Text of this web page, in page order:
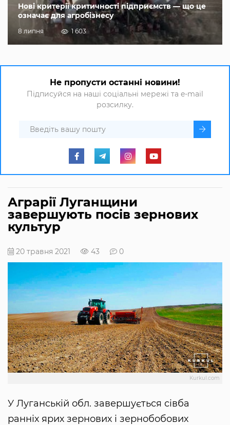
Нові критерії критичності підприємств — що це
означає для агробізнесу
8 липня 1 603
Не пропусти останні новини!
Підписуйся на наші соціальні мережі та e-mail
розсилку.
Аграрії Луганщини
завершують посів зернових
культур
20 травня 2021 43 0
Kurkul.com
У Луганській обл. завершується сівба
ранніх ярих зернових і зернобобових